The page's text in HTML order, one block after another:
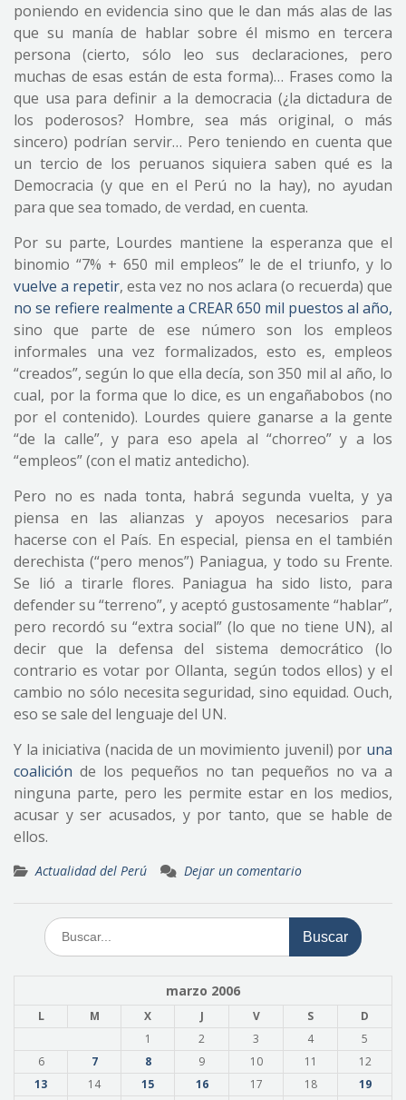
poniendo en evidencia sino que le dan más alas de las
que su manía de hablar sobre él mismo en tercera
persona (cierto, sólo leo sus declaraciones, pero
muchas de esas están de esta forma)… Frases como la
que usa para definir a la democracia (¿la dictadura de
los poderosos? Hombre, sea más original, o más
sincero) podrían servir… Pero teniendo en cuenta que
un tercio de los peruanos siquiera saben qué es la
Democracia (y que en el Perú no la hay), no ayudan
para que sea tomado, de verdad, en cuenta.
Por su parte, Lourdes mantiene la esperanza que el
binomio “7% + 650 mil empleos” le de el triunfo, y lo
vuelve a repetir, esta vez no nos aclara (o recuerda) que
no se refiere realmente a CREAR 650 mil puestos al año,
sino que parte de ese número son los empleos
informales una vez formalizados, esto es, empleos
“creados”, según lo que ella decía, son 350 mil al año, lo
cual, por la forma que lo dice, es un engañabobos (no
por el contenido). Lourdes quiere ganarse a la gente
“de la calle”, y para eso apela al “chorreo” y a los
“empleos” (con el matiz antedicho).
Pero no es nada tonta, habrá segunda vuelta, y ya
piensa en las alianzas y apoyos necesarios para
hacerse con el País. En especial, piensa en el también
derechista (“pero menos”) Paniagua, y todo su Frente.
Se lió a tirarle flores. Paniagua ha sido listo, para
defender su “terreno”, y aceptó gustosamente “hablar”,
pero recordó su “extra social” (lo que no tiene UN), al
decir que la defensa del sistema democrático (lo
contrario es votar por Ollanta, según todos ellos) y el
cambio no sólo necesita seguridad, sino equidad. Ouch,
eso se sale del lenguaje del UN.
Y la iniciativa (nacida de un movimiento juvenil) por una
coalición de los pequeños no tan pequeños no va a
ninguna parte, pero les permite estar en los medios,
acusar y ser acusados, y por tanto, que se hable de
ellos.
Actualidad del Perú Dejar un comentario
Buscar:
marzo 2006
L M X J V S
D
1
2 3 4
5
6
7 8 9 10 11
12
13
14 15 16 17 18
19